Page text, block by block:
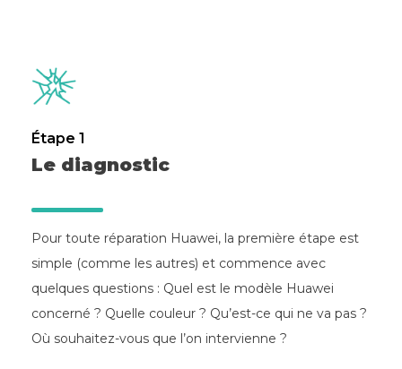
Étape 1
Le diagnostic
Pour toute réparation Huawei, la première étape est
simple (comme les autres) et commence avec
quelques questions : Quel est le modèle Huawei
concerné ? Quelle couleur ? Qu’est-ce qui ne va pas ?
Où souhaitez-vous que l’on intervienne ?